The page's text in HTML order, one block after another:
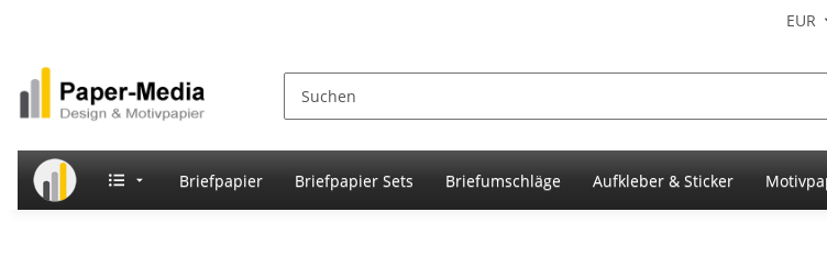
EUR
Briefpapier Briefpapier Sets Briefumschläge Aufkleber & Sticker